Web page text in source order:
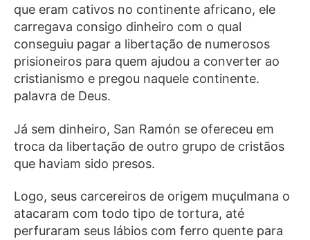
que eram cativos no continente africano, ele
carregava consigo dinheiro com o qual
conseguiu pagar a libertação de numerosos
prisioneiros para quem ajudou a converter ao
cristianismo e pregou naquele continente.
palavra de Deus.
Já sem dinheiro, San Ramón se ofereceu em
troca da libertação de outro grupo de cristãos
que haviam sido presos.
Logo, seus carcereiros de origem muçulmana o
atacaram com todo tipo de tortura, até
perfuraram seus lábios com ferro quente para